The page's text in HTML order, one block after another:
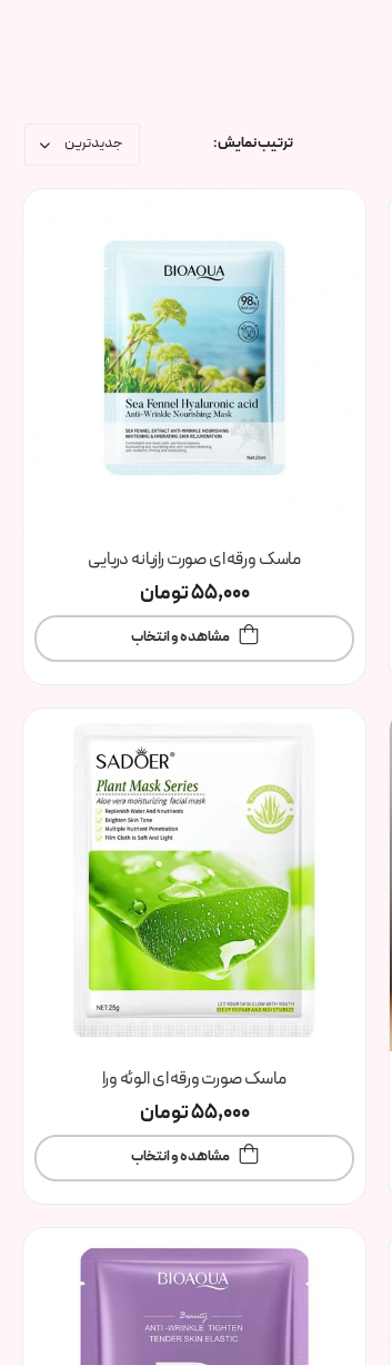
ترتیب نمایش :
ماسک ورقه ای صورت رازیانه دریایی
55,000تومان
مشاهده و انتخاب
ماسک صورت ورقه ای الوئه ورا
55,000تومان
مشاهده و انتخاب